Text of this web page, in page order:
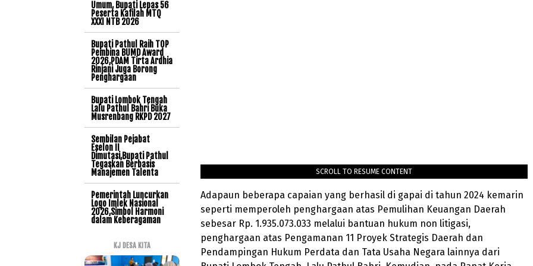
SCROLL TO RESUME CONTENT
Adapaun beberapa capaian yang berhasil di gapai di tahun 2024 kemarin
seperti memperoleh penghargaan atas Pemulihan Keuangan Daerah
sebesar Rp. 1.935.073.033 melalui bantuan hukum non litigasi,
penghargaan atas Pengamanan 11 Proyek Strategis Daerah dan
Pendampingan Hukum Perdata dan Tata Usaha Negara lainnya dari
Umum, Bupati Lepas 56
Peserta Kafilah MTQ
XXXI NTB 2026
Bupati Pathul Raih TOP
Pembina BUMD Award
2026,PDAM Tirta Ardhia
Rinjani Juga Borong
Penghargaan
Bupati Lombok Tengah
Lalu Pathul Bahri Buka
Musrenbang RKPD 2027
Sembilan Pejabat
Eselon II
Dimutasi,Bupati Pathul
Tegaskan Berbasis
Manajemen Talenta
Pemerintah Luncurkan
Logo Imlek Nasional
2026,Simbol Harmoni
dalam Keberagaman
KJ DESA KITA